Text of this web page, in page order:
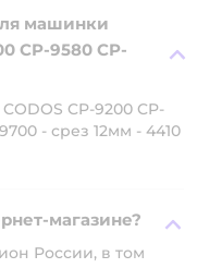
машинки
CP-9580 CP-
CP-9200 CP-
- срез 12мм - 4410
магазине?
России, в том